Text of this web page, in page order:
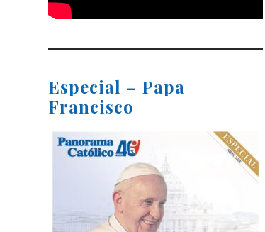
Especial – Papa
Francisco